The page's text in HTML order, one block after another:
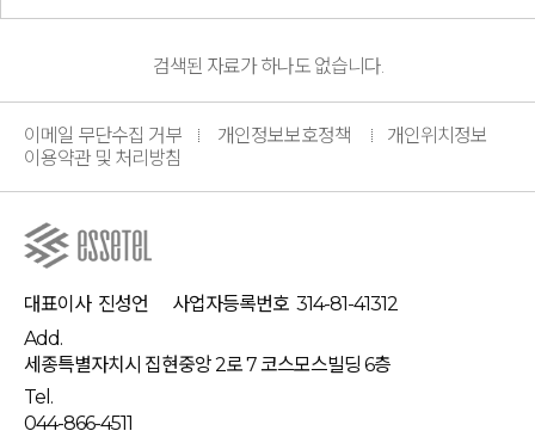
검색된 자료가 하나도 없습니다.
이메일 무단수집 거부 개인정보보호정책
개인위치정보
이용약관 및 처리방침
대표이사 진성언 사업자등록번호 314-81-41312
Add.
세종특별자치시 집현중앙 2로 7 코스모스빌딩 6층
Tel.
044-866-4511